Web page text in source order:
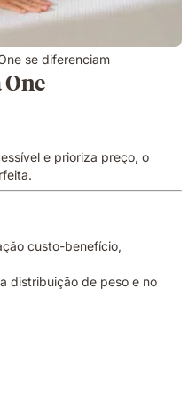
se diferenciam
e prioriza preço, o
custo-benefício,
distribuição de peso e no